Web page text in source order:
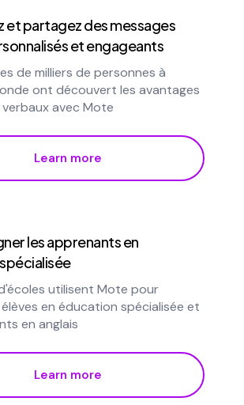
et partagez des messages
et engageants
de milliers de personnes à
ont découvert les avantages
avec Mote
Learn more
les apprenants en
utilisent Mote pour
en éducation spécialisée et
en anglais
Learn more